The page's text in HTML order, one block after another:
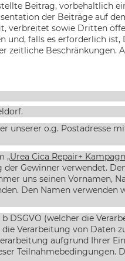
Beitrag, vorbehaltlich
der Beiträge auf
verbreitet sowie Dritten
und, falls es erforderlich ist,
zeitliche Beschränkungen.
.
unserer o.g. Postadresse
„Urea Cica Repair+
Gewinner verwendet.
uns seinen Vornamen,
Den Namen verwenden
DSGVO (welcher die
Verarbeitung von Daten
aufgrund Ihrer
Teilnahmebedingungen.